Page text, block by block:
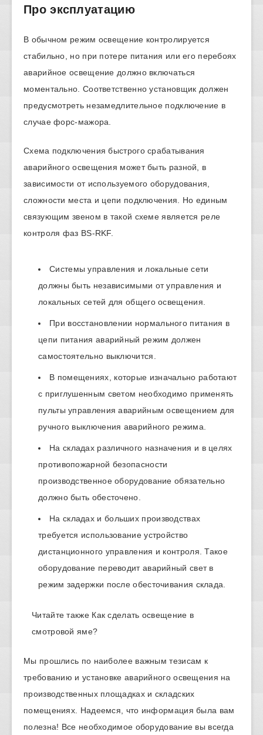
Про эксплуатацию
В обычном режим освещение контролируется
стабильно, но при потере питания или его перебоях
аварийное освещение должно включаться
моментально. Соответственно установщик должен
предусмотреть незамедлительное подключение в
случае форс-мажора.
Схема подключения быстрого срабатывания
аварийного освещения может быть разной, в
зависимости от используемого оборудования,
сложности места и цепи подключения. Но единым
связующим звеном в такой схеме является реле
контроля фаз BS-RKF.
Системы управления и локальные сети
должны быть независимыми от управления и
локальных сетей для общего освещения.
При восстановлении нормального питания в
цепи питания аварийный режим должен
самостоятельно выключится.
В помещениях, которые изначально работают
с приглушенным светом необходимо применять
пульты управления аварийным освещением для
ручного выключения аварийного режима.
На складах различного назначения и в целях
противопожарной безопасности
производственное оборудование обязательно
должно быть обесточено.
На складах и больших производствах
требуется использование устройство
дистанционного управления и контроля. Такое
оборудование переводит аварийный свет в
режим задержки после обесточивания склада.
Читайте также Как сделать освещение в
смотровой яме?
Мы прошлись по наиболее важным тезисам к
требованию и установке аварийного освещения на
производственных площадках и складских
помещениях. Надеемся, что информация была вам
полезна! Все необходимое оборудование вы всегда